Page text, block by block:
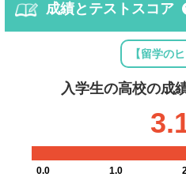
成績とテストスコア
【留学の
入学生の高校の成
0.0 1.0